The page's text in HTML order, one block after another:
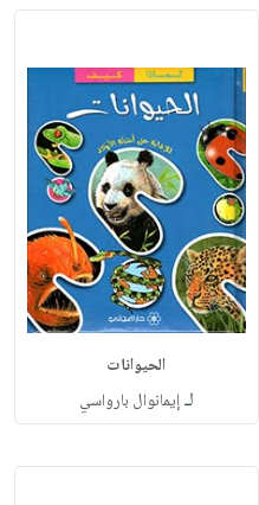
الحيوانات
لـإيمانوال بارواسي